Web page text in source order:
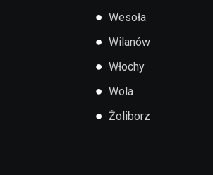
● Wesoła
● Wilanów
● Włochy
● Wola
● Żoliborz